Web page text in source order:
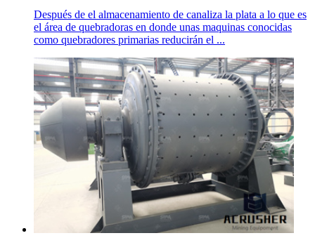
Después de el almacenamiento de canaliza la plata a lo que es
el área de quebradoras en donde unas maquinas conocidas
como quebradores primarias reducirán el ...